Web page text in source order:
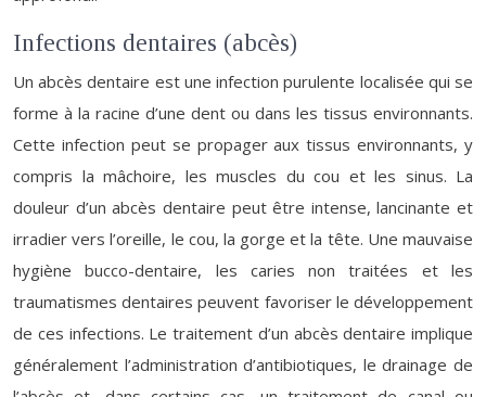
Infections dentaires (abcès)
Un abcès dentaire est une infection purulente localisée qui se
forme à la racine d’une dent ou dans les tissus environnants.
Cette infection peut se propager aux tissus environnants, y
compris la mâchoire, les muscles du cou et les sinus. La
douleur d’un abcès dentaire peut être intense, lancinante et
irradier vers l’oreille, le cou, la gorge et la tête. Une mauvaise
hygiène bucco-dentaire, les caries non traitées et les
traumatismes dentaires peuvent favoriser le développement
de ces infections. Le traitement d’un abcès dentaire implique
généralement l’administration d’antibiotiques, le drainage de